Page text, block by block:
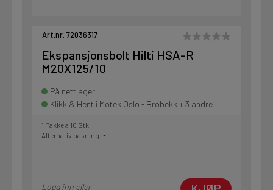
Art.nr. 72036317
Ekspansjonsbolt Hilti HSA-R
M20X125/10
På nettlager
Klikk & Hent i Motek Oslo - Brobekk + 3 andre
1 Pakke a 10 Stk
Alternativ pakning
Logg inn eller